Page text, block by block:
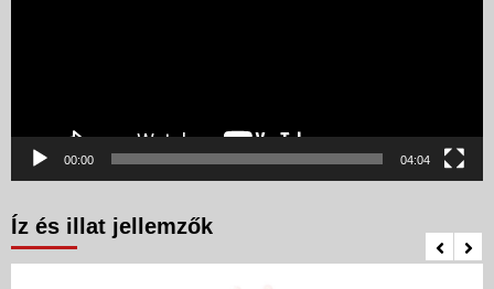
00:00 04:04
Íz és illat jellemzők